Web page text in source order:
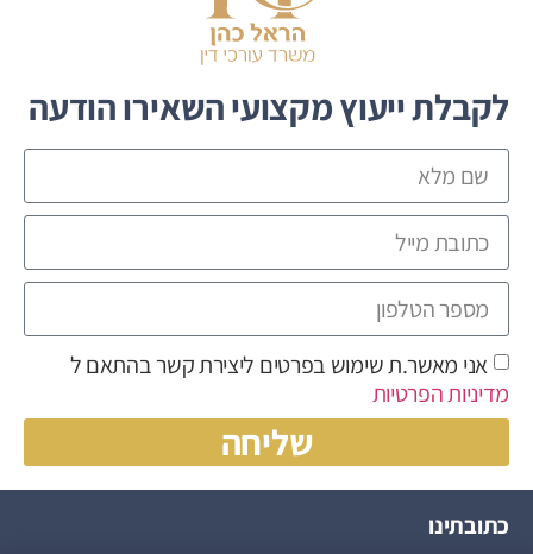
לקבלת ייעוץ מקצועי השאירו הודעה
אני מאשר.ת שימוש בפרטים ליצירת קשר בהתאם ל
מדיניות הפרטיות
שליחה
כתובתינו